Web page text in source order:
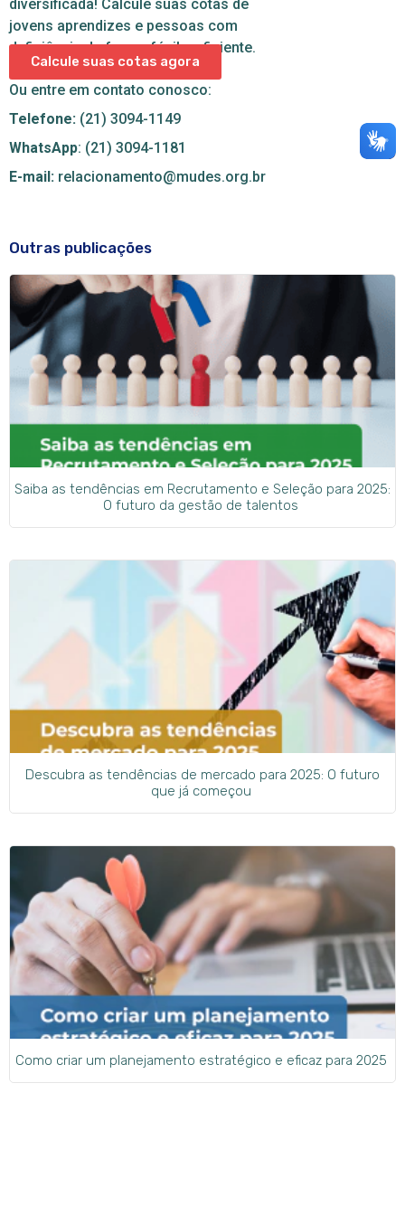
diversificada! Calcule suas cotas de
jovens aprendizes e pessoas com
deficiência de forma fácil e eficiente.
Calcule suas cotas agora
Ou entre em contato conosco:
Telefone: (21) 3094-1149
WhatsApp: (21) 3094-1181
E-mail: relacionamento@mudes.org.br
Outras publicações
Saiba as tendências em Recrutamento e Seleção para 2025:
O futuro da gestão de talentos
Descubra as tendências de mercado para 2025: O futuro
que já começou
Como criar um planejamento estratégico e eficaz para 2025